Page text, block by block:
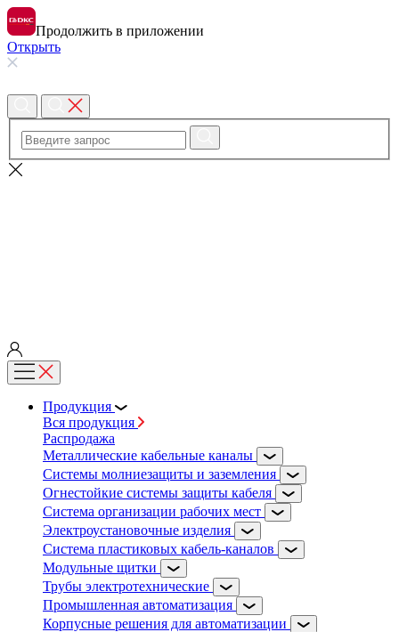
Продолжить в приложении
Открыть
Продукция
Вся продукция
Распродажа
Металлические кабельные каналы
Системы молниезащиты и заземления
Огнестойкие системы защиты кабеля
Система организации рабочих мест
Электроустановочные изделия
Система пластиковых кабель-каналов
Модульные щитки
Трубы электротехнические
Промышленная автоматизация
Корпусные решения для автоматизации